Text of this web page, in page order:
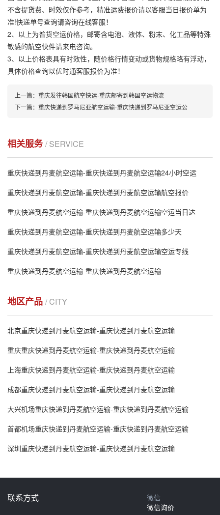
不含提货费、时效仅作参考，精准运费报价请以客服当日报价单为
准!快递单号查询请咨询在线客服！
2、以上为普货空运价格，邮寄含电池、液体、粉末、化工品等特殊
敏感的航空快件请来电咨询。
3、以上价格表具有时效性，随价格行情变动或货物规格略有浮动，
具体价格查询以优时通客服报价为准！
上一篇： 重庆发往韩国航空快运-重庆邮寄到韩国空运物流
下一篇： 重庆快递到罗马尼亚航空运输-重庆快递到罗马尼亚空运公
相关服务/ SERVICE
重庆快递到丹麦航空运输-重庆快递到丹麦航空运输24小时空运
重庆快递到丹麦航空运输-重庆快递到丹麦航空运输航空报价
重庆快递到丹麦航空运输-重庆快递到丹麦航空运输空运当日达
重庆快递到丹麦航空运输-重庆快递到丹麦航空运输多少天
重庆快递到丹麦航空运输-重庆快递到丹麦航空运输空运专线
重庆快递到丹麦航空运输-重庆快递到丹麦航空运输
地区产品 / CITY
北京重庆快递到丹麦航空运输-重庆快递到丹麦航空运输
重庆重庆快递到丹麦航空运输-重庆快递到丹麦航空运输
上海重庆快递到丹麦航空运输-重庆快递到丹麦航空运输
成都重庆快递到丹麦航空运输-重庆快递到丹麦航空运输
大兴机场重庆快递到丹麦航空运输-重庆快递到丹麦航空运输
首都机场重庆快递到丹麦航空运输-重庆快递到丹麦航空运输
深圳重庆快递到丹麦航空运输-重庆快递到丹麦航空运输
联系方式
微信
微信询价